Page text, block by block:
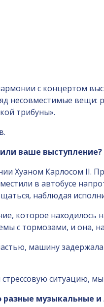
с концертом
несовместимые вещи:
трибуны».
ваше выступление?
Хуаном Карлосом II.
в автобусе
наблюдая
которое
с тормозами, и она,
машину
ситуацию,
музыкальные